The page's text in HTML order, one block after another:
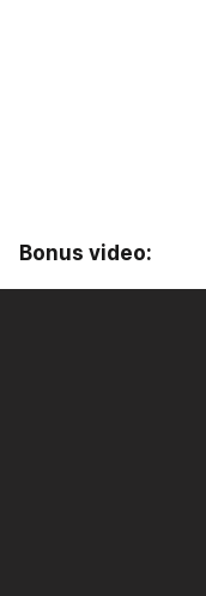
Bonus video: